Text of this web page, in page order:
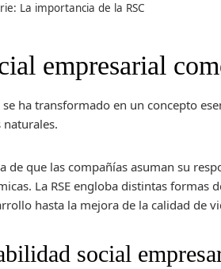
La importancia de la RSC
empresarial
se ha transformado en un concepto
de que las compañías asuman su
La RSE engloba distintas formas
hasta la mejora de la calidad de
social